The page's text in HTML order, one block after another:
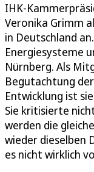
IHK-
Veronika Grimm
in Deutschland
Energiesysteme
Nürnberg. Als
Begutachtung
Entwicklung ist
Sie kritisierte
werden die
wieder dieselben
es nicht wirklich